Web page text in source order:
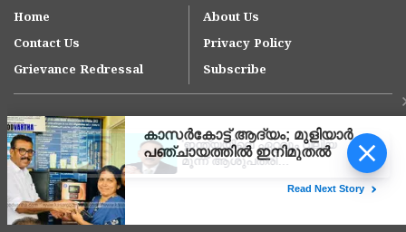
Home
About Us
Contact Us
Privacy Policy
Grievance Redressal
Subscribe
Copyright © 2007-
'ഇന്ത്യയിലെ ഏറ്റവും വലിയ
മൂന്ന് ആശുപത്രി
ആസ്റ്റർ ഡിഎം ക്വാളിറ്റി
ആശുപത്രിക്ക് സുപ്രധാന